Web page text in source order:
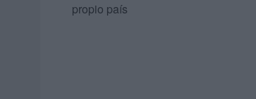
propio país